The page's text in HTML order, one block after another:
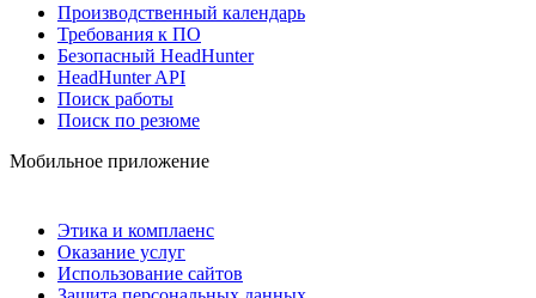
Производственный календарь
Требования к ПО
Безопасный HeadHunter
HeadHunter API
Поиск работы
Поиск по резюме
Мобильное приложение
Этика и комплаенс
Оказание услуг
Использование сайтов